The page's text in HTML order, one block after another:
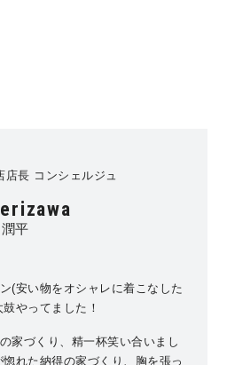
店長 コンシェルジュ
平
(安い物をオシャレに着こなした
やってました！
家づくり、精一杯笑い合いまし
惚れた納得の家づくり、胸を張っ